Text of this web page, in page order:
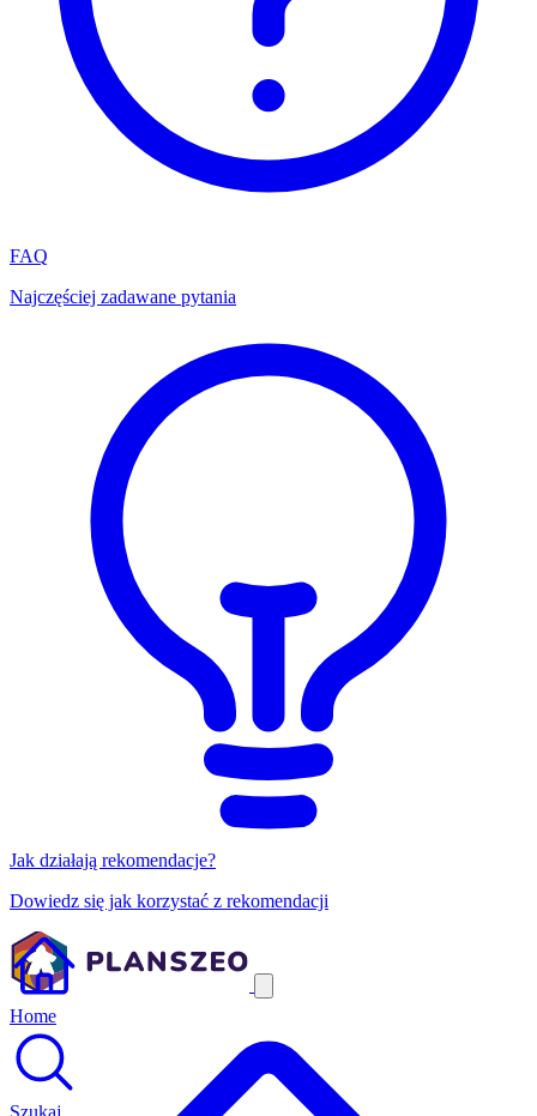
FAQ
Najczęściej zadawane pytania
Jak działają rekomendacje?
Dowiedz się jak korzystać z rekomendacji
Home
Szukaj